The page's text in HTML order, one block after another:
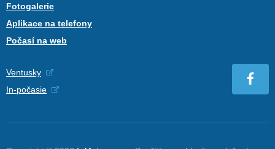
Fotogalerie
Aplikace na telefony
Počasí na web
Ventusky
In-počasie